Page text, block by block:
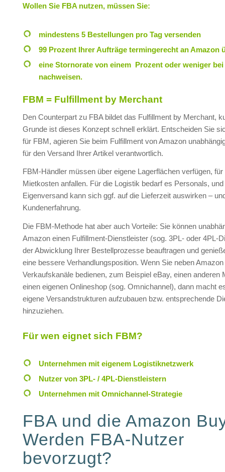
Wollen Sie FBA nutzen, müssen Sie:
mindestens 5 Bestellungen pro Tag versenden
99 Prozent Ihrer Aufträge termingerecht an Amazon
eine Stornorate von einem Prozent oder weniger
nachweisen.
FBM = Fulfillment by Merchant
Den Counterpart zu FBA bildet das Fulfillment by Merchant,
Grunde ist dieses Konzept schnell erklärt. Entscheiden Sie
für FBM, agieren Sie beim Fulfillment von Amazon
für den Versand Ihrer Artikel verantwortlich.
FBM-Händler müssen über eigene Lagerflächen verfügen,
Mietkosten anfallen. Für die Logistik bedarf es Personals, und
Eigenversand kann sich ggf. auf die Lieferzeit auswirken –
Kundenerfahrung.
Die FBM-Methode hat aber auch Vorteile: Sie können
Amazon einen Fulfillment-Dienstleister (sog. 3PL- oder 4PL-
der Abwicklung Ihrer Bestellprozesse beauftragen und
eine bessere Verhandlungsposition. Wenn Sie neben
Verkaufskanäle bedienen, zum Beispiel eBay, einen anderen
einen eigenen Onlineshop (sog. Omnichannel), dann macht
eigene Versandstrukturen aufzubauen bzw. entsprechende
hinzuziehen.
Für wen eignet sich FBM?
Unternehmen mit eigenem Logistiknetzwerk
Nutzer von 3PL- / 4PL-Dienstleistern
Unternehmen mit Omnichannel-Strategie
FBA und die Amazon
Werden FBA-Nutzer
bevorzugt?